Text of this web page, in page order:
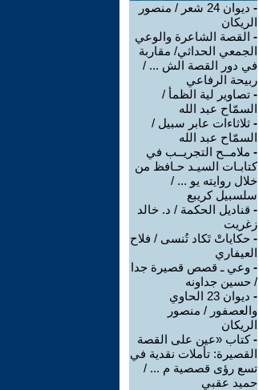
-
ديوان 24 شعر / منصور
الريكان
- القصة الشاعرة والوعي
الجمعي الحداثي/ مقاربة
في دور القصة الش ... /
ربيحة الرفاعي
- تصاوير لية الظمأ /
السمّاح عبد الله
- ثلاثاءات عابر سبيل /
السمّاح عبد الله
- ملامــح التجريــب في
كتابـات السيـد حـافظ من
خلال روايته يو ... /
سلسبيل كريبع
- قناديل الحكمة / د. خالد
زغريت
- حكاياتْ تَكاد تُنسى / فلاح
العيفاري
- وعي ـ قصص قصيرة جدا
/ حسين جداونه
-
ديوان 23 الحاوي
والعصفور / منصور
الريكان
-كتاب «عين على القصة
القصيرة: تأملات نقدية في
تسع رؤى قصصية م ... /
حميد عقبي